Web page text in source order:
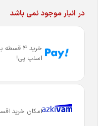
در انبار موجود نمی باشد
خرید 4
اسنپ پی!
امکان خرید